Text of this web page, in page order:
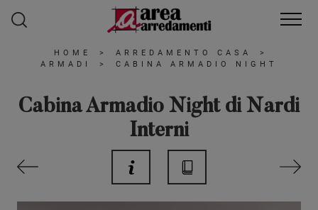
HOME > ARREDAMENTO CASA
>
ARMADI
> CABINA ARMADIO NIGHT
Cabina Armadio Night di Nardi
Interni